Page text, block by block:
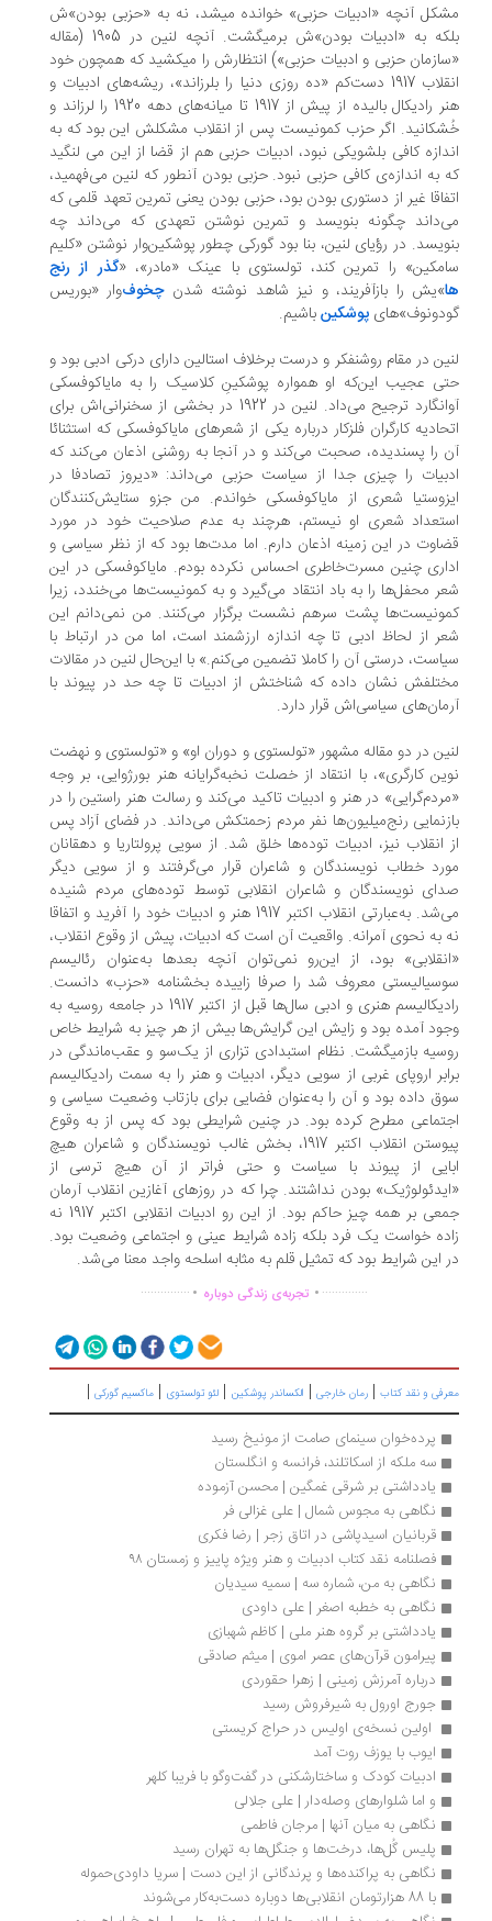
آنچه «ادبیات حزبی» خوانده می‏شد، نه به «حزبی بودن»ش
بلکه به «ادبیات بودن»ش برمی‏گشت. آنچه لنین در 1905 (مقاله‏
حزبی و ادبیات حزبی») انتظارش را می‏کشید که همچون خود
انقلاب 1917 دست‌کم «ده روزی دنیا را بلرزاند»، ریشه‌های ادبیات و
هنر رادیکال بالیده از پیش از 1917 تا میانه‌های دهه 1920 را لرزاند و
اگر حزب کمونیست پس از انقلاب مشکلش این بود که به
کافی بلشویکی نبود، ادبیات حزبی هم از قضا از این می‏ لنگید
به اندازه‌‏ی کافی حزبی نبود. حزبی بودن آن‏طور که لنین می‏‌فهمید،
غیر از دستوری بودن بود، حزبی بودن یعنی تمرین تعهد قلمی که
چگونه بنویسد و تمرین نوشتن تعهدی که می‏‌داند چه
در رؤیای لنین، بنا بود گورکی چطور پوشکین‌‏وار نوشتن «کلیم
را تمرین کند، تولستوی با عینک «مادر»، «گذر از رنج
»یش را بازآفریند، و نیز شاهد نوشته شدن چخوف ‏‌وار «بوریس
پوشکینباشیم.
در مقام روشنفکر و درست برخلاف استالین دارای درکی ادبی بود و
عجیب این‌که او همواره پوشکینِ کلاسیک را به مایاکوفسکی
آوانگارد ترجیح می‌داد. لنین در 1922 در بخشی از سخنرانی‌اش برای
کارگران فلزکار درباره یکی از شعرهای مایاکوفسکی که استثنائا
را پسندیده، صحبت می‌کند و در آنجا به روشنی اذعان می‌کند که
را چیزی جدا از سیاست حزبی می‌داند: «دیروز تصادفا در
شعری از مایاکوفسکی خواندم. من جزو ستایش‌کنندگان
شعری او نیستم، هرچند به عدم صلاحیت خود در مورد
در این زمینه اذعان دارم. اما مدت‌ها بود که از نظر سیاسی و
چنین مسرت‌خاطری احساس نکرده بودم. مایاکوفسکی در این
محفل‌ها را به باد انتقاد می‌گیرد و به کمونیست‌ها می‌خندد، زیرا
پشت سرهم نشست برگزار می‌کنند. من نمی‌دانم این
از لحاظ ادبی تا چه اندازه ارزشمند است، اما من در ارتباط با
درستی آن را کاملا تضمین می‌کنم.» با این‌حال لنین در مقالات
نشان داده که شناختش از ادبیات تا چه حد در پیوند با
سیاسی‌اش قرار دارد.
در دو مقاله مشهور «تولستوی و دوران او» و «تولستوی و نهضت
کارگری»، با انتقاد از خصلت نخبه‌گرایانه هنر بورژوایی، بر وجه
در هنر و ادبیات تاکید می‌کند و رسالت هنر راستین را در
رنج‌میلیون‌ها نفر مردم زحمتکش می‌داند. در فضای آزاد پس
انقلاب نیز، ادبیات توده‌ها خلق شد. از سویی پرولتاریا و دهقانان
خطاب نویسندگان و شاعران قرار می‌گرفتند و از سویی دیگر
نویسندگان و شاعران انقلابی توسط توده‌های مردم شنیده
می‌شد. به‌عبارتی انقلاب اکتبر 1917 هنر و ادبیات خود را آفرید و اتفاقا
به نحوی آمرانه. واقعیت آن است که ادبیات، پیش از وقوع انقلاب،
بود، از این‌رو نمی‌توان آنچه بعدها به‌عنوان رئالیسم
معروف شد را صرفا زاییده بخشنامه «حزب» دانست.
رادیکالیسم هنری و ادبی سال‌ها قبل از اکتبر 1917 در جامعه روسیه به
آمده بود و زایش این گرایش‌ها بیش از هر چیز به شرایط خاص
بازمی‏گشت. نظام استبدادی تزاری از یک‌سو و عقب‌ماندگی در
اروپای غربی از سویی دیگر، ادبیات و هنر را به سمت رادیکالیسم
داده بود و آن را به‌عنوان فضایی برای بازتاب وضعیت سیاسی و
مطرح کرده بود. در چنین شرایطی بود که پس از به وقوع
پیوستن انقلاب اکتبر 1917، بخش غالب نویسندگان و شاعران هیچ
از پیوند با سیاست و حتی فراتر از آن هیچ ترسی از
بودن نداشتند. چرا که در روزهای آغازین انقلاب آرمان
جمعی بر همه چیز حاکم بود. از این رو ادبیات انقلابی اکتبر 1917 نه
خواست یک فرد بلکه زاده شرایط عینی و اجتماعی وضعیت بود.
این شرایط بود که تمثیل قلم به مثابه اسلحه واجد معنا می‌شد.
................تجربه‌ی زندگی دوباره ...............
و نقد کتاب|رمان خارجی|الکساندر پوشکین|لئو تولستوی|ماکسیم گورکی|
پرده‌خوان سینمای صامت از مونیخ رسید
سه ملکه از اسکاتلند، فرانسه و انگلستان
یادداشتی بر شرقی غمگین | محسن آزموده
نگاهی به مجوس شمال | علی غزالی فر
قربانیان اسیدپاشی در اتاق زجر | رضا فکری
فصلنامه نقد کتاب ادبیات و هنر ویژه پاییز و زمستان ۹۸
نگاهی به من، شماره سه | سمیه سیدیان
نگاهی به خطبه اصغر | علی داودی
یادداشتی بر گروه هنر ملی | کاظم شهبازی
پیرامون قرآن‌های عصر اموی | میثم صادقی
درباره آمرزش زمینی | زهرا حقوردی
جورج اورول به شیرفروش رسید
اولین نسخه‌ی اولیس در حراج کریستی
ایوب با یوزف روت آمد
ادبیات کودک و ساختارشکنی در گفت‌وگو با فریبا کلهر
و اما شلوارهای وصله‌دار | علی جلالی
نگاهی به میان آنها | مرجان فاطمی
پلیس گُل‌ها، درخت‌ها و جنگل‌ها به تهران رسید
نگاهی به پراکنده‌ها و پرندگانی از این دست | سریا داودی‌حموله